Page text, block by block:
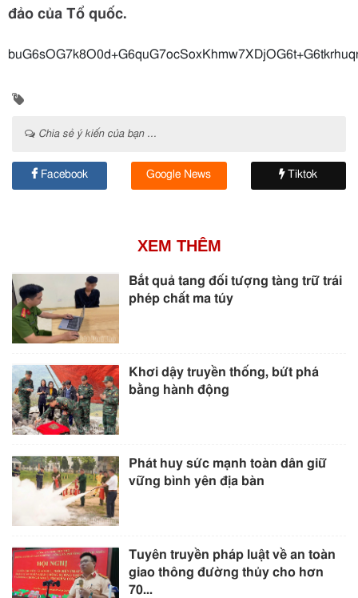
đảo của Tổ quốc.
Chia sẻ ý kiến của bạn ...
Facebook Google News Tiktok
XEM THÊM
Bắt quả tang đối tượng tàng trữ trái
phép chất ma túy
Khơi dậy truyền thống, bứt phá
bằng hành động
Phát huy sức mạnh toàn dân giữ
vững bình yên địa bàn
Tuyên truyền pháp luật về an toàn
giao thông đường thủy cho hơn
70...